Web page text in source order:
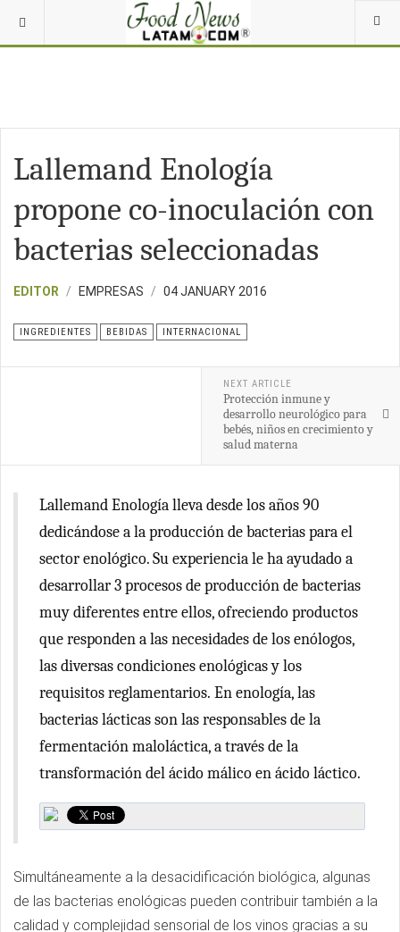
Lallemand Enologí­a
propone co-inoculación con
bacterias seleccionadas
EDITOR EMPRESAS 04 JANUARY 2016
INGREDIENTES BEBIDAS INTERNACIONAL
NEXT ARTICLE
Protección inmune y
desarrollo neurológico para
bebés, niños en crecimiento y
salud materna
Lallemand Enologí­a lleva desde los años 90
dedicándose a la producción de bacterias para el
sector enológico. Su experiencia le ha ayudado a
desarrollar 3 procesos de producción de bacterias
muy diferentes entre ellos, ofreciendo productos
que responden a las necesidades de los enólogos,
las diversas condiciones enológicas y los
requisitos reglamentarios. En enología, las
bacterias lácticas son las responsables de la
fermentación maloláctica, a través de la
transformación del ácido málico en ácido láctico.
Simultáneamente a la desacidificación biológica, algunas
de las bacterias enológicas pueden contribuir también a la
calidad y complejidad sensorial de los vinos gracias a su